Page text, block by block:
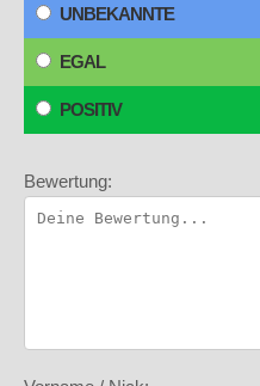
UNBEKANNTE
EGAL
POSITIV
Bewertung: